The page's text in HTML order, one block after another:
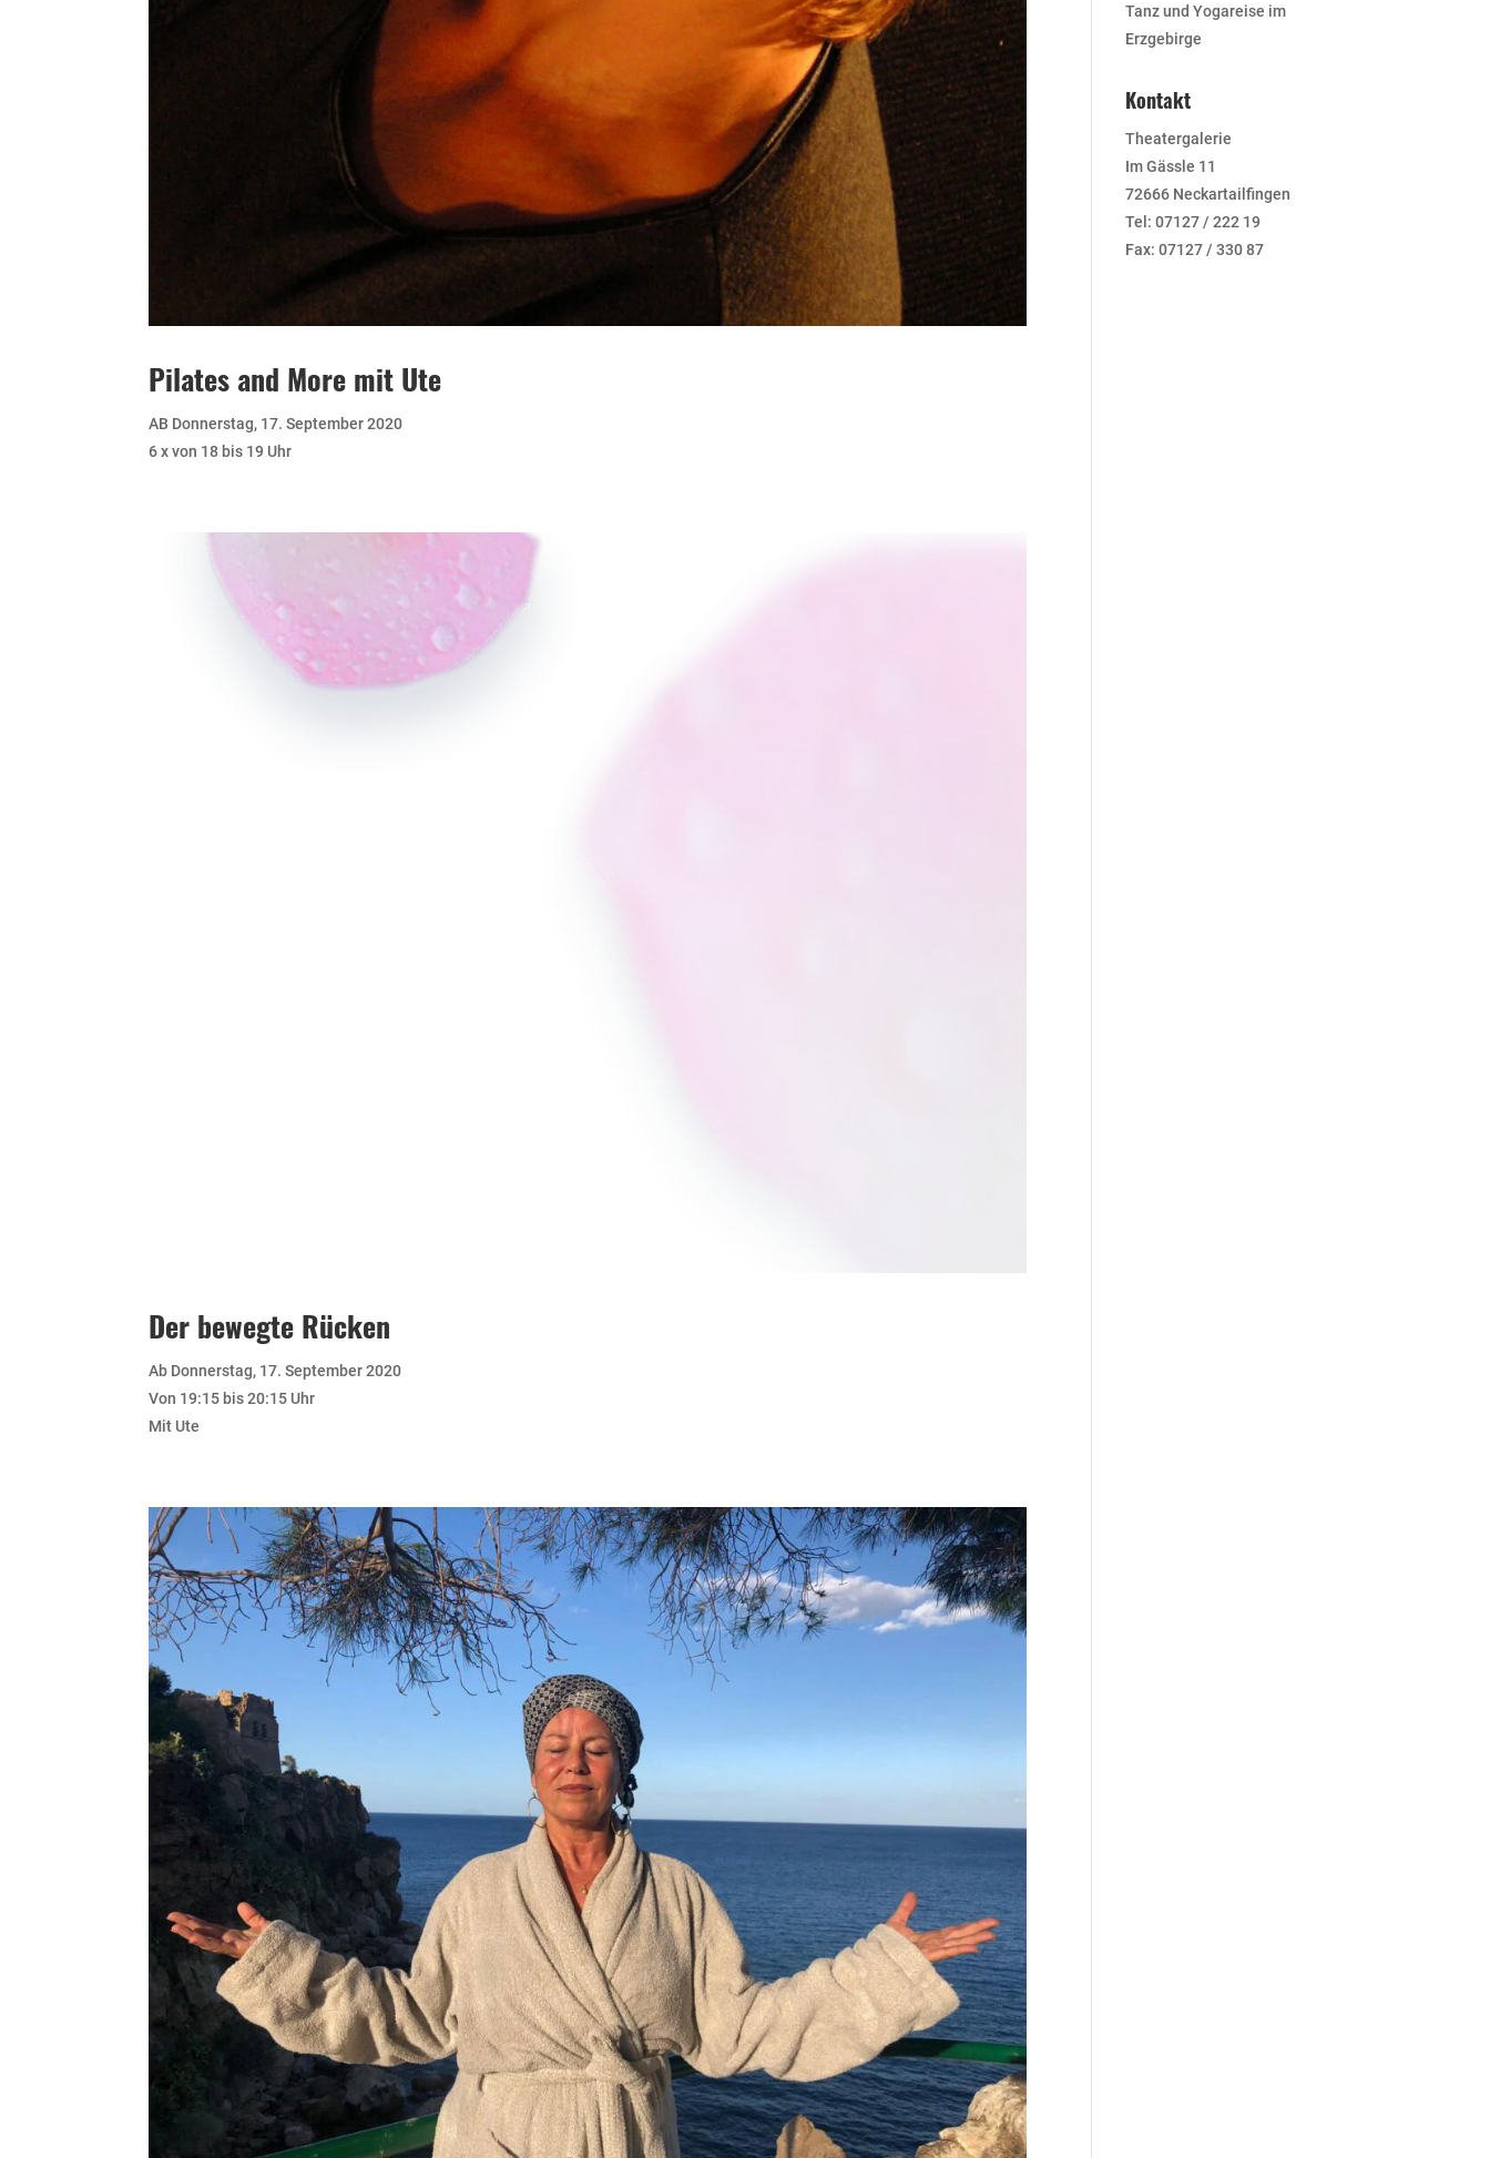
Pilates and More mit Ute
AB Donnerstag, 17. September 2020
6 x von 18 bis 19 Uhr
Der bewegte Rücken
Ab Donnerstag, 17. September 2020
Von 19:15 bis 20:15 Uhr
Mit Ute
Tanz und Yogareise im
Erzgebirge
Kontakt
Theatergalerie
Im Gässle 11
72666 Neckartailfingen
Tel: 07127 / 222 19
Fax: 07127 / 330 87